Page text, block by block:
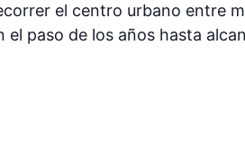
el centro urbano entre
paso de los años hasta